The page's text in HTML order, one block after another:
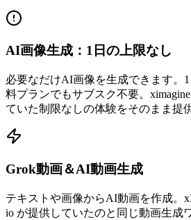
AI画像生成：1日の上限なし
必要なだけAI画像を生成できます。
料プランでもサブスク不要。
ていた制限なしの体験をそのまま提
Grok動画＆AI動画生成
テキストや画像からAI動画を作成。
io が提供していたのと同じ動画生成